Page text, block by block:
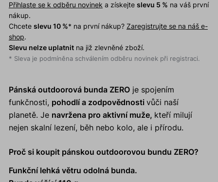
Přihlaste se k odběru novinek a získejte slevu 5 % na váš první
nákup.
Chcete slevu 10 %* na první nákup? Zaregistrujte se na náš e-
shop.
Slevu nelze uplatnitna již zlevněné zboží.
* Sleva je podmíněna schválením odběru novinek při registraci.
Pánská outdoorová bunda ZEROje spojením
funkčnosti, pohodlí a zodpovědnosti vůči naší
planetě. Je navržena pro aktivní muže, kteří milují
nejen skalní lezení, běh nebo kolo, ale i přírodu.
Proč si koupit pánskou outdoorovou bundu ZERO?
Funkční lehká větru odolná bunda.